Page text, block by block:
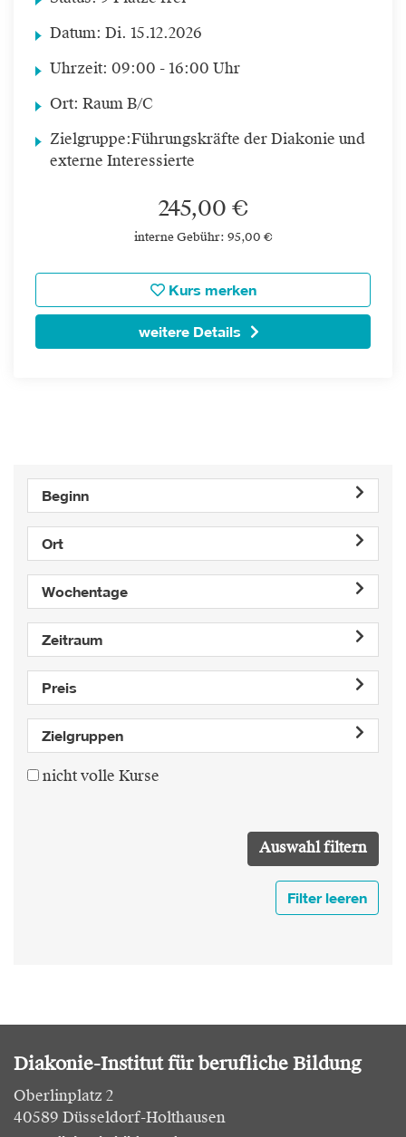
Datum: Di. 15.12.2026
Uhrzeit: 09:00 - 16:00 Uhr
Ort: Raum B/C
Zielgruppe:Führungskräfte der Diakonie und
externe Interessierte
245,00 €
interne Gebühr: 95,00 €
Kurs merken
weitere Details
Beginn
Ort
Wochentage
Zeitraum
Preis
Zielgruppen
nicht volle Kurse
Filter leeren
Diakonie-Institut für berufliche Bildung
Oberlinplatz 2
40589 Düsseldorf-Holthausen